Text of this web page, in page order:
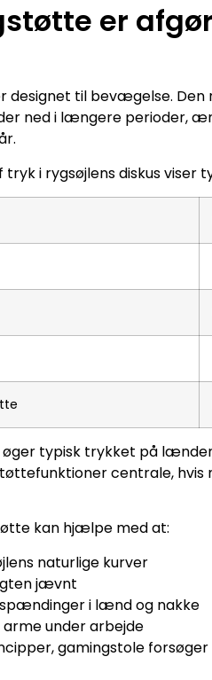
er
designet til bevægelse.
ned i længere perioder,
i rygsøjlens diskus viser
øger typisk trykket på
centrale,
kan hjælpe med at:
naturlige kurver
jævnt
i lænd og nakke
under arbejde
gamingstole